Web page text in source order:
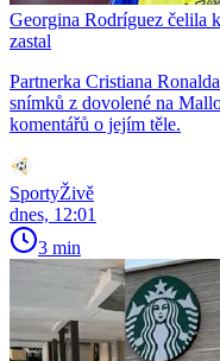
Georgina Rodríguez čelila
zastal
Partnerka Cristiana
snímků z dovolené na
komentářů o jejím těle.
SportyŽivě
dnes, 12:01
3 min